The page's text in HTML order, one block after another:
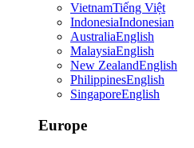
VietnamTiếng Việt
IndonesiaIndonesian
AustraliaEnglish
MalaysiaEnglish
New ZealandEnglish
PhilippinesEnglish
SingaporeEnglish
Europe